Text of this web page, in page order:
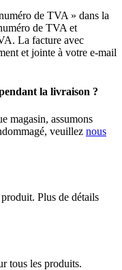
de TVA » dans la
de TVA et
La facture avec
et jointe à votre e-mail
la livraison ?
magasin, assumons
veuillez nous
Plus de détails
tous les produits.